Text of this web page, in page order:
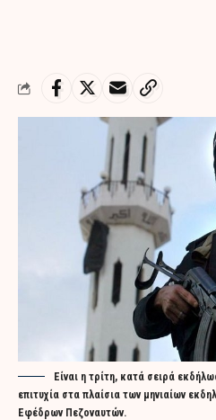
Είναι η τρίτη, κατά σειρά
επιτυχία στα πλαίσια των μηνιαίων
Εφέδρων Πεζοναυτών.